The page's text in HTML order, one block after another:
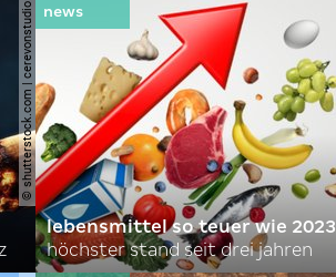
© shutterstock.com | cerevonstudio
lebensmittel so teuer wie 2023
höchster stand seit drei jahren